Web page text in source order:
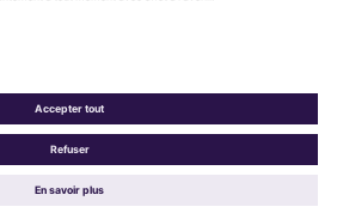
: partiellement conforme